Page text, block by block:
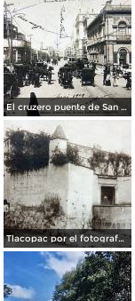
El cruzero puente de San Francisco y Guardiola por el fotografo Felix Miret.
Tlacopac por el fotografo Hugo Brehme.